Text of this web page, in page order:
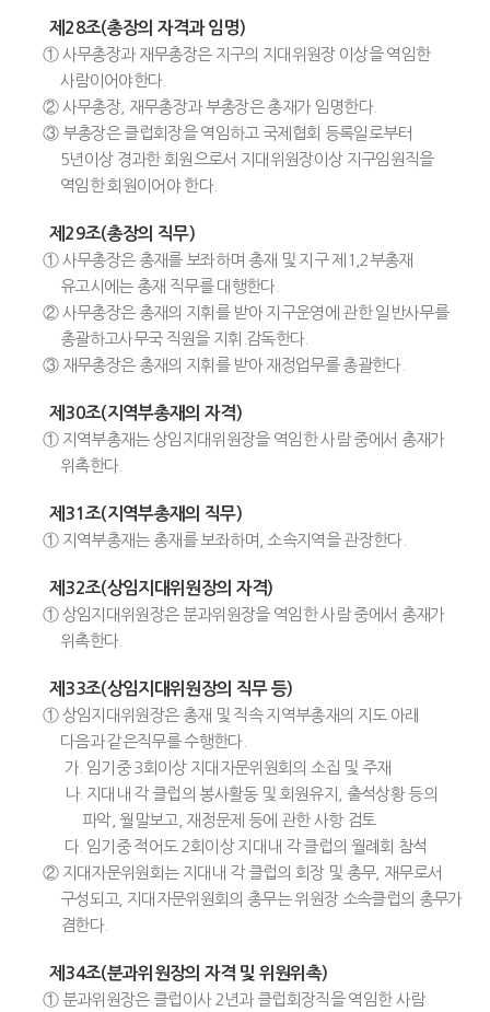
제28조(총장의 자격과 임명)
① 사무총장과 재무총장은 지구의 지대위원장 이상을 역임한
사람이어야한다.
② 사무총장, 재무총장과 부총장은 총재가 임명한다.
③ 부총장은 클럽회장을 역임하고 국제협회 등록일로부터
5년이상 경과한 회원으로서 지대위원장이상 지구임원직을
역임한 회원이어야 한다.
제29조(총장의 직무)
① 사무총장은 총재를 보좌하며 총재 및 지구 제1,2부총재
유고시에는 총재 직무를 대행한다.
② 사무총장은 총재의 지휘를 받아 지구운영에 관한 일반사무를
총괄하고사무국 직원을 지휘.감독한다.
③ 재무총장은 총재의 지휘를 받아 재정업무를 총괄한다.
제30조(지역부총재의 자격)
① 지역부총재는 상임지대위원장을 역임한 사람 중에서 총재가
위촉한다.
제31조(지역부총재의 직무)
① 지역부총재는 총재를 보좌하며, 소속지역을 관장한다.
제32조(상임지대위원장의 자격)
① 상임지대위원장은 분과위원장을 역임한 사람 중에서 총재가
위촉한다.
제33조(상임지대위원장의 직무 등)
① 상임지대위원장은 총재 및 직속 지역부총재의 지도 아래
다음과 같은직무를 수행한다.
가. 임기중 3회이상 지대자문위원회의 소집 및 주재
나. 지대내 각 클럽의 봉사활동 및 회원유지, 출석상황 등의
파악, 월말보고, 재정문제 등에 관한 사항 검토
다. 임기중 적어도 2회이상 지대내 각 클럽의 월례회 참석
② 지대자문위원회는 지대내 각 클럽의 회장 및 총무, 재무로서
구성되고, 지대자문위원회의 총무는 위원장 소속클럽의 총무가
겸한다.
제34조(분과위원장의 자격 및 위원위촉)
① 분과위원장은 클럽이사 2년과 클럽회장직을 역임한 사람